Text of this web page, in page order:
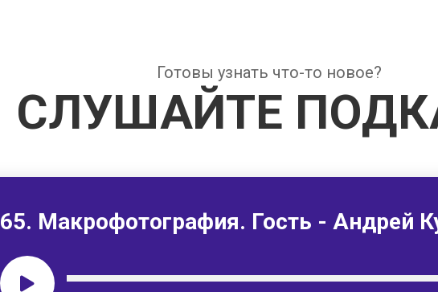
Готовы узнать что-то новое?
СЛУШАЙТЕ
65. Макрофотография. Гость - Андрей